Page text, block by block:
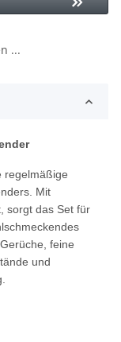
...
regelmäßige
Mit
sorgt das Set für
feine
und